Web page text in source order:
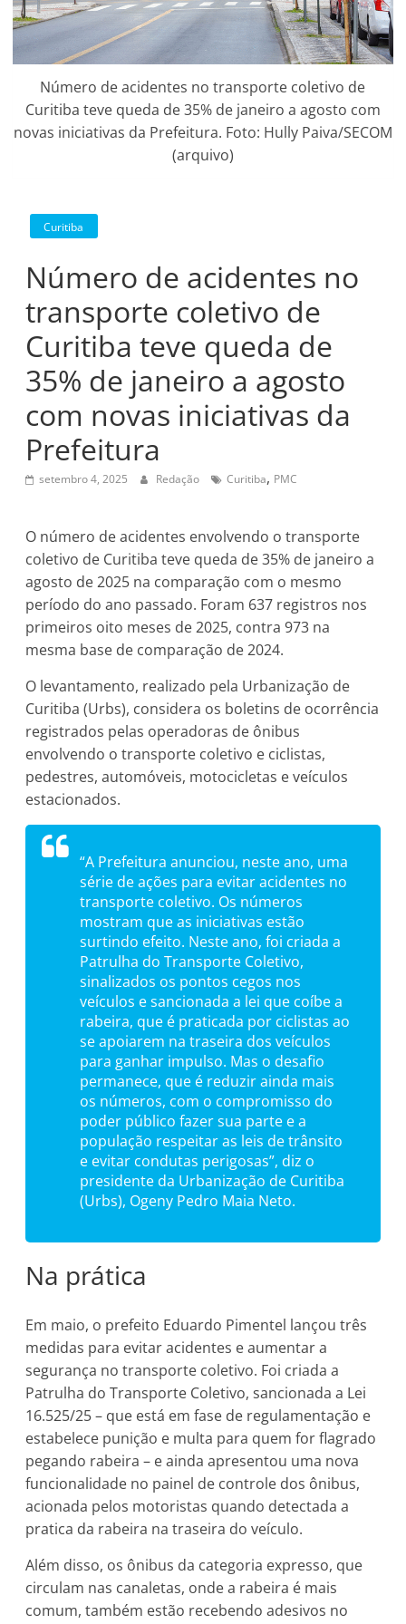
Número de acidentes no transporte coletivo de
Curitiba teve queda de 35% de janeiro a agosto com
novas iniciativas da Prefeitura. Foto: Hully Paiva/SECOM
(arquivo)
Curitiba
Número de acidentes no
transporte coletivo de
Curitiba teve queda de
35% de janeiro a agosto
com novas iniciativas da
Prefeitura
setembro 4, 2025 Redação Curitiba, PMC
O número de acidentes envolvendo o transporte
coletivo de Curitiba teve queda de 35% de janeiro a
agosto de 2025 na comparação com o mesmo
período do ano passado. Foram 637 registros nos
primeiros oito meses de 2025, contra 973 na
mesma base de comparação de 2024.
O levantamento, realizado pela Urbanização de
Curitiba (Urbs), considera os boletins de ocorrência
registrados pelas operadoras de ônibus
envolvendo o transporte coletivo e ciclistas,
pedestres, automóveis, motocicletas e veículos
estacionados.
“A Prefeitura anunciou, neste ano, uma
série de ações para evitar acidentes no
transporte coletivo. Os números
mostram que as iniciativas estão
surtindo efeito. Neste ano, foi criada a
Patrulha do Transporte Coletivo,
sinalizados os pontos cegos nos
veículos e sancionada a lei que coíbe a
rabeira, que é praticada por ciclistas ao
se apoiarem na traseira dos veículos
para ganhar impulso. Mas o desafio
permanece, que é reduzir ainda mais
os números, com o compromisso do
poder público fazer sua parte e a
população respeitar as leis de trânsito
e evitar condutas perigosas”, diz o
presidente da Urbanização de Curitiba
(Urbs), Ogeny Pedro Maia Neto.
Na prática
Em maio, o prefeito Eduardo Pimentel lançou três
medidas para evitar acidentes e aumentar a
segurança no transporte coletivo. Foi criada a
Patrulha do Transporte Coletivo, sancionada a Lei
16.525/25 – que está em fase de regulamentação e
estabelece punição e multa para quem for flagrado
pegando rabeira – e ainda apresentou uma nova
funcionalidade no painel de controle dos ônibus,
acionada pelos motoristas quando detectada a
pratica da rabeira na traseira do veículo.
Além disso, os ônibus da categoria expresso, que
circulam nas canaletas, onde a rabeira é mais
comum, também estão recebendo adesivos no